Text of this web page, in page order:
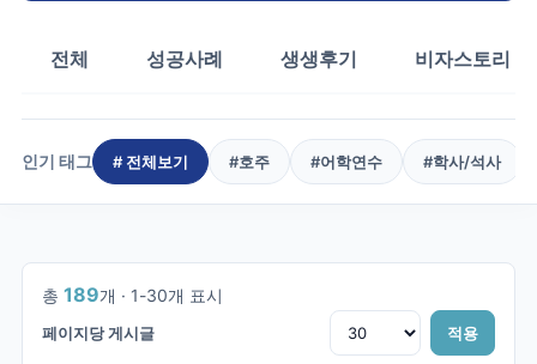
전체 성공사례 생생후기 비자스토리
인기 태그 # 전체보기 #호주 #어학연수 #학사/석사
총 189개 · 1-30개 표시
페이지당 게시글 적용
1/7